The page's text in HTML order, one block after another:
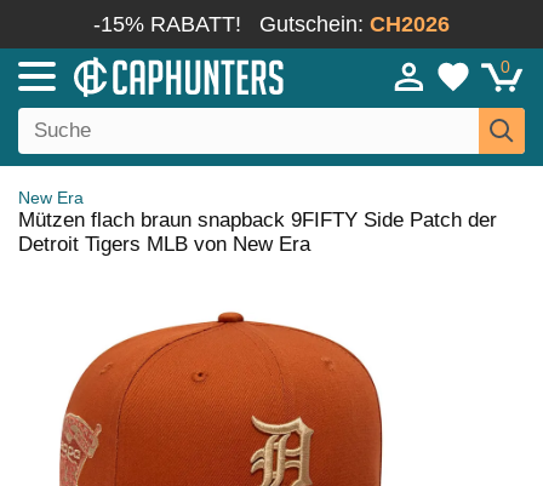
-15% RABATT! Gutschein: CH2026
0
New Era
Mützen flach braun snapback 9FIFTY Side Patch der
Detroit Tigers MLB von New Era